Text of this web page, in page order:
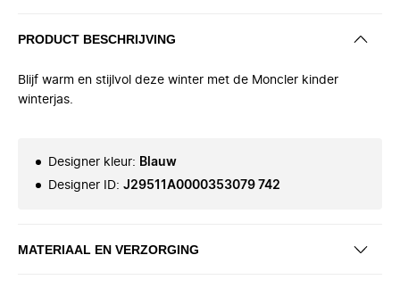
PRODUCT BESCHRIJVING
Blijf warm en stijlvol deze winter met de Moncler kinder
winterjas.
Designer kleur: Blauw
Designer ID: J29511A0000353079 742
MATERIAAL EN VERZORGING